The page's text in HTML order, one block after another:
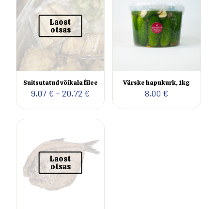
Laost
otsas
Suitsutatud võikala filee
9,07 € – 20,72 € Hinnavahemik:
9,07 €
kuni
20,72 €
Värske hapukurk, 1kg
8,00 €
Laost
otsas